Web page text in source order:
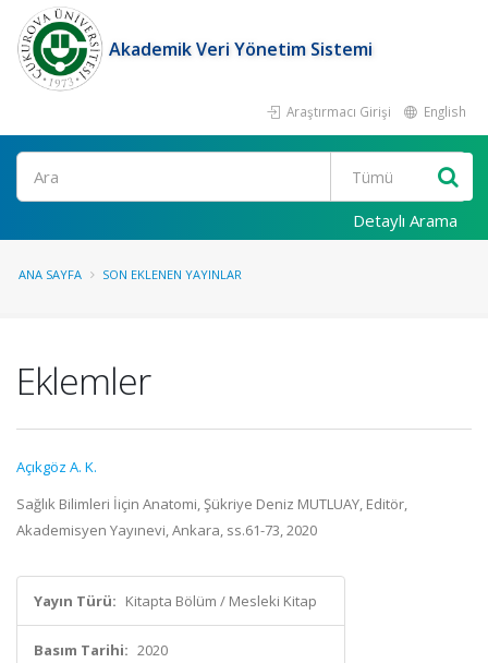
Akademik Veri Yönetim Sistemi
Araştırmacı Girişi English
Ara
Detaylı Arama
ANA SAYFA SON EKLENEN YAYINLAR
Eklemler
Açıkgöz A. K.
Sağlık Bilimleri İiçin Anatomi, Şükriye Deniz MUTLUAY, Editör,
Akademisyen Yayınevi, Ankara, ss.61-73, 2020
Yayın Türü: Kitapta Bölüm / Mesleki Kitap
Basım Tarihi: 2020